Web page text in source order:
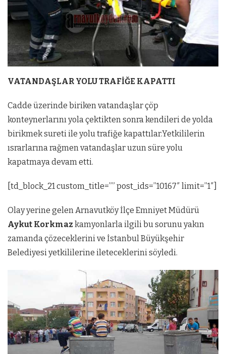
VATANDAŞLAR YOLU TRAFİĞE KAPATTI
Cadde üzerinde biriken vatandaşlar çöp
konteynerlarını yola çektikten sonra kendileri de yolda
birikmek sureti ile yolu trafiğe kapattılar.Yetkililerin
ısrarlarına rağmen vatandaşlar uzun süre yolu
kapatmaya devam etti.
[td_block_21 custom_title=”” post_ids=”10167″ limit=”1″]
Olay yerine gelenArnavutköyİlçe Emniyet Müdürü
Aykut Korkmaz kamyonlarla ilgili bu sorunu yakın
zamanda çözeceklerini ve İstanbul Büyükşehir
Belediyesi yetkililerine ileteceklerini söyledi.